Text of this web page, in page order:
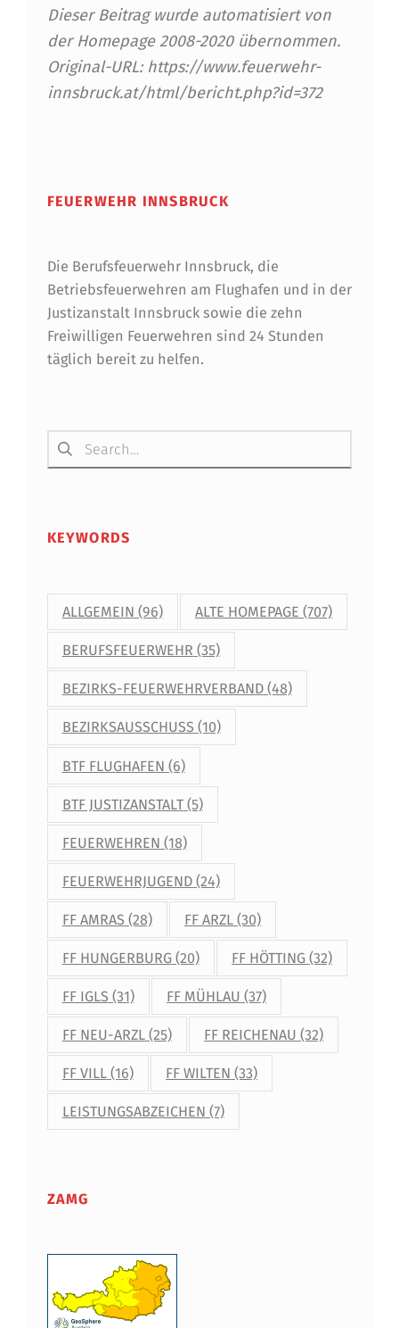
Dieser Beitrag wurde automatisiert von
der Homepage 2008-2020 übernommen.
Original-URL: https://www.feuerwehr-
innsbruck.at/html/bericht.php?id=372
FEUERWEHR INNSBRUCK
Die Berufsfeuerwehr Innsbruck, die
Betriebsfeuerwehren am Flughafen und in der
Justizanstalt Innsbruck sowie die zehn
Freiwilligen Feuerwehren sind 24 Stunden
täglich bereit zu helfen.
Suchen nach:
KEYWORDS
ALLGEMEIN (96) ALTE HOMEPAGE (707)
BERUFSFEUERWEHR (35)
BEZIRKS-FEUERWEHRVERBAND(48)
BEZIRKSAUSSCHUSS (10)
BTF FLUGHAFEN (6)
BTF JUSTIZANSTALT(5)
FEUERWEHREN (18)
FEUERWEHRJUGEND(24)
FF AMRAS (28) FF ARZL (30)
FF HUNGERBURG(20) FF HÖTTING (32)
FF IGLS (31) FF MÜHLAU (37)
FF NEU-ARZL(25) FF REICHENAU (32)
FF VILL(16) FF WILTEN (33)
LEISTUNGSABZEICHEN (7)
ZAMG